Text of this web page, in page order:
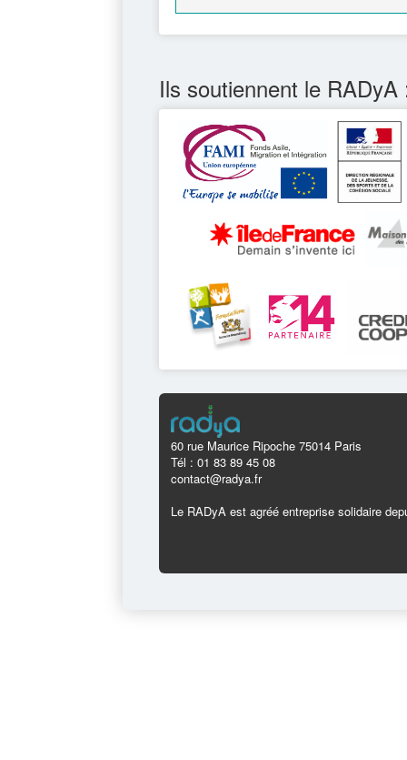
Ils soutiennent le RADyA
60 rue Maurice Ripoche 75014 Paris
Tél : 01 83 89 45 08
contact@radya.fr
Le RADyA est agréé entreprise solidaire